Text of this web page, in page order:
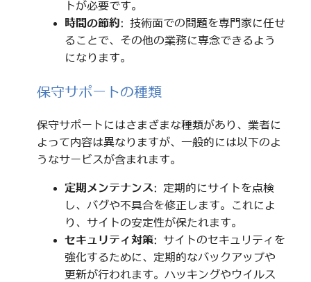
トが必要です。
時間の節約: 技術面での問題を専門家に任せ
ることで、その他の業務に専念できるよう
になります。
保守サポートの種類
保守サポートにはさまざまな種類があり、業者に
よって内容は異なりますが、一般的には以下のよ
うなサービスが含まれます。
定期メンテナンス: 定期的にサイトを点検
し、バグや不具合を修正します。これによ
り、サイトの安定性が保たれます。
セキュリティ対策: サイトのセキュリティを
強化するために、定期的なバックアップや
更新が行われます。ハッキングやウイルス